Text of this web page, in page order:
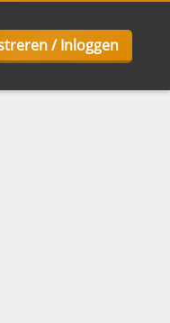
/ Inloggen